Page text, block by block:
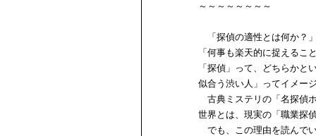
～～～～～～～～
「探偵の適性とは何か？
「何事も楽天的に捉える
「探偵」って、どちらか
似合う渋い人」ってイメー
古典ミステリの「名探偵
世界とは、現実の「職業探
でも、この理由を読んで